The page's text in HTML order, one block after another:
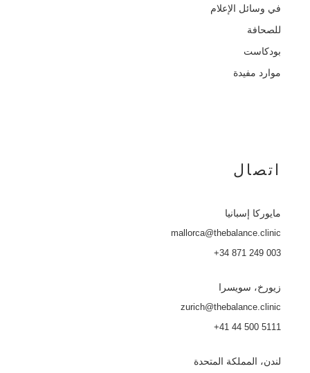
في وسائل الإعلام
للصحافة
بودكاست
موارد مفيدة
اتصال
مايوركا إسبانيا
mallorca@thebalance.clinic
+34 871 249 003
زيورخ، سويسرا
zurich@thebalance.clinic
+41 44 500 5111
لندن، المملكة المتحدة